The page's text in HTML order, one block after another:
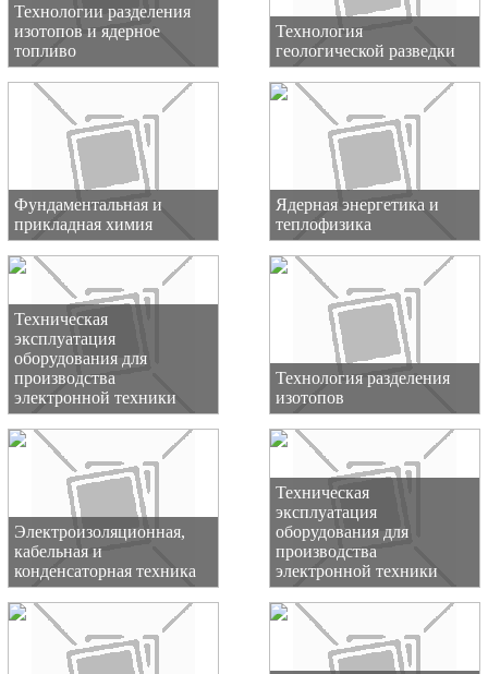
Технологии разделения
изотопов и ядерное
топливо
Технология
геологической разведки
Фундаментальная и
прикладная химия
Ядерная энергетика и
теплофизика
Техническая
эксплуатация
оборудования для
производства
электронной техники
Технология разделения
изотопов
Электроизоляционная,
кабельная и
конденсаторная техника
Техническая
эксплуатация
оборудования для
производства
электронной техники